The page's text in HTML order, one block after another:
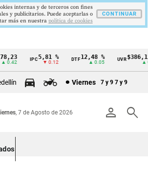
5,81 %
▼ 0.12
12,48 %
▲ 0.05
UVR
▲
Viernes 7 y 9 7 y 9
person search
, 7 de Agosto de 2026
internas y de terceros con fines
y publicitarios. Puede aceptarlas o
más en nuestra politica de cookies
CONTINUAR